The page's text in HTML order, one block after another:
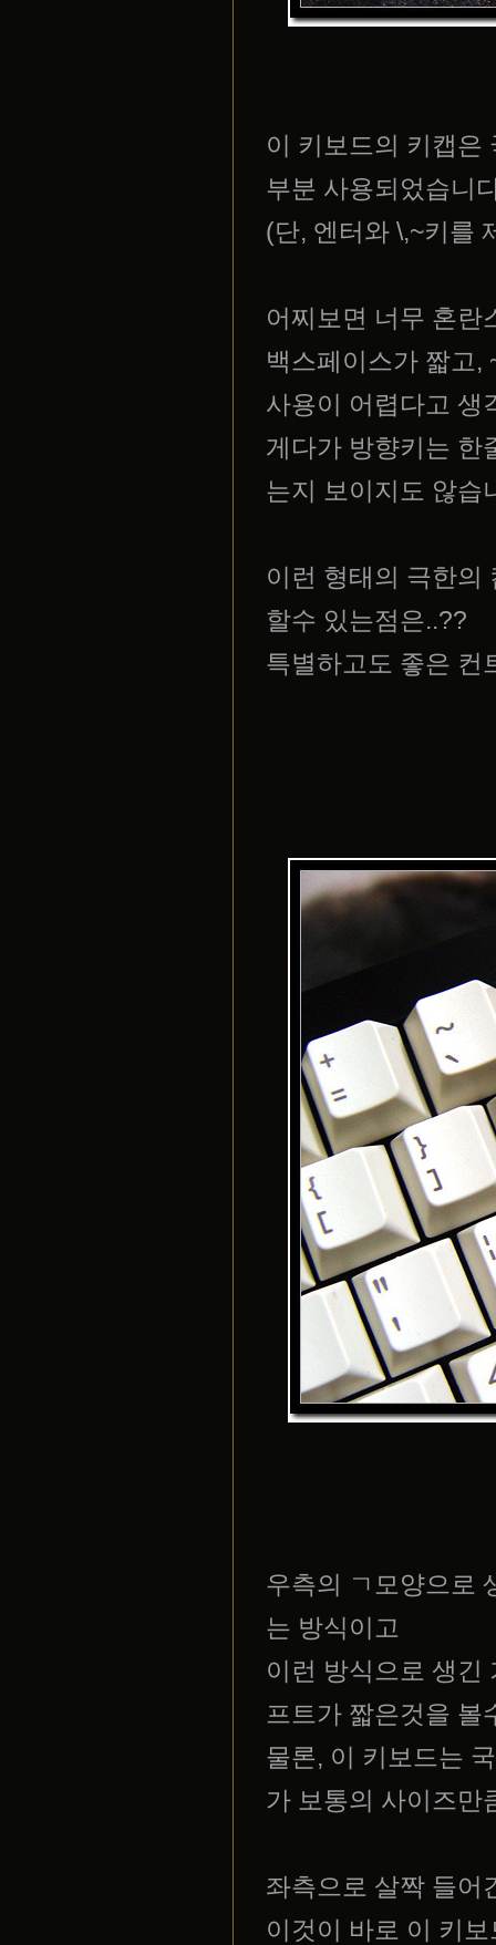
이 키보드의 키캡은
부분 사용되었습니
(단, 엔터와 \,~키를
어찌보면 너무 혼란
백스페이스가 짧고,
사용이 어렵다고 생
게다가 방향키는 한
는지 보이지도 않습
이런 형태의 극한의
할수 있는점은..??
특별하고도 좋은 컨
우측의 ㄱ모양으로
는 방식이고
이런 방식으로 생긴
프트가 짧은것을 볼
물론, 이 키보드는
가 보통의 사이즈만
좌측으로 살짝 들어
이것이 바로 이 키